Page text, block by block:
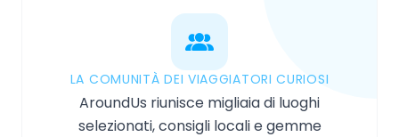
LA COMUNITÀ DEI VIAGGIATORI CURIOSI
AroundUs riunisce migliaia di luoghi
selezionati, consigli locali e gemme